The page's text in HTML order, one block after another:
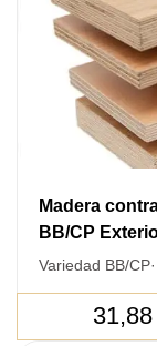
Madera
BB/CP
Variedad BB/CP·
31,88